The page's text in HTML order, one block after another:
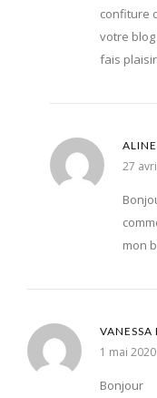
confiture
votre
fais
27
mon
VANESSA
1 mai
Bonjour